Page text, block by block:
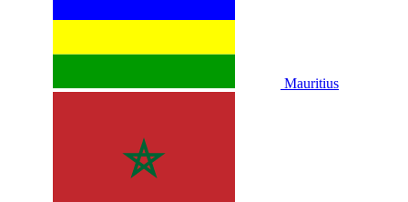
Mauritius